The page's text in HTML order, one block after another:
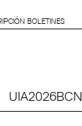
BOLETINES
UIA2026BCN